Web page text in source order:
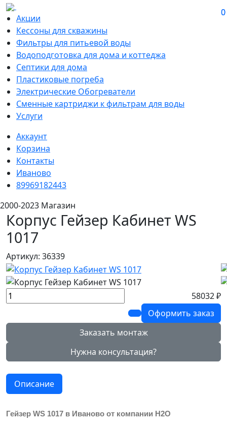
0
0
Акции
Кессоны для скважины
Фильтры для питьевой воды
Водоподготовка для дома и коттеджа
Септики для дома
Пластиковые погреба
Электрические Обогреватели
Сменные картриджи к фильтрам для воды
Услуги
Аккаунт
Корзина
Контакты
Иваново
89969182443
2000-2023 Магазин
Корпус Гейзер Кабинет WS
1017
Артикул: 36339
58032 ₽
Оформить заказ
Заказать монтаж
Нужна консультация?
Описание
Гейзер WS 1017 в Иваново от компании Н2О